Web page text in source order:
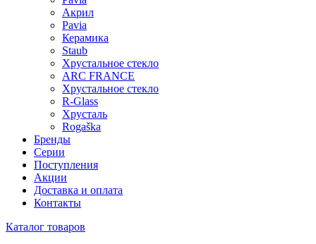
Акрил
Pavia
Керамика
Staub
Хрустальное стекло
ARC FRANCE
Хрустальное стекло
R-Glass
Хрусталь
Rogaška
Бренды
Серии
Поступления
Акции
Доставка и оплата
Контакты
Каталог товаров